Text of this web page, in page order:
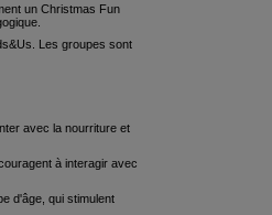
un Christmas Fun
Les groupes sont
avec la nourriture et
à interagir avec
d'âge, qui stimulent